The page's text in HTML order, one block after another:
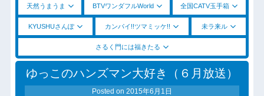
天然うまうま BTVワンダフルWorld 全国CATV玉手箱
KYUSHUさんぽ カンパイ!!ツマミッケ!! 未ラ来ル
さるく門には福きたる
ゆっこのハンズマン大好き（６月放送）
Posted on 2015年6月1日